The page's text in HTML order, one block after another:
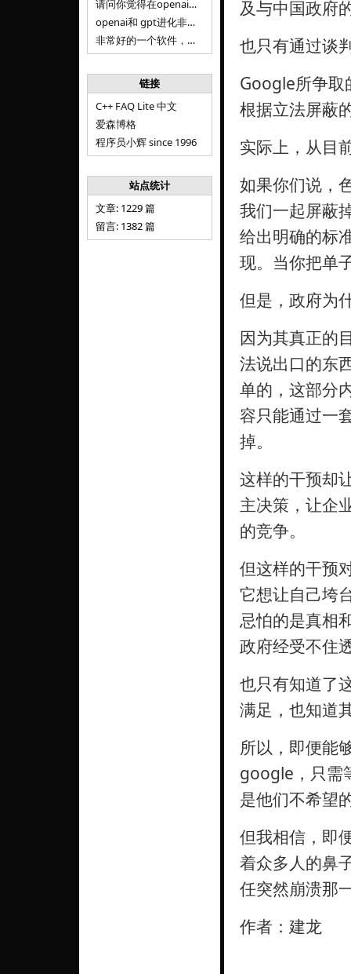
请问你觉得在openai大语言模型一日千里的情况下，人们还需要去了解学习理解使用开源模型吗，还是说只需要使用openai的大语言模
openai和 gpt进化非常快， 还有垂直模型的机会吗
非常好的一个软件，恭喜。
链接
C++ FAQ Lite 中文
爱森博格
程序员小辉 since 1996
站点统计
文章: 1229 篇
留言: 1382 篇
及与中国政府
也只有通过谈
Google所争取
根据立法屏蔽
实际上，从目
如果你们说，
我们一起屏蔽
给出明确的标
现。当你把单
但是，政府为
因为其真正的
法说出口的东
单的，这部分
容只能通过一
掉。
这样的干预却
主决策，让企
的竞争。
但这样的干预
它想让自己垮
忌怕的是真相
政府经受不住
也只有知道了
满足，也知道
所以，即便能
google，只需
是他们不希望
但我相信，即
着众多人的鼻
任突然崩溃那
作者：建龙